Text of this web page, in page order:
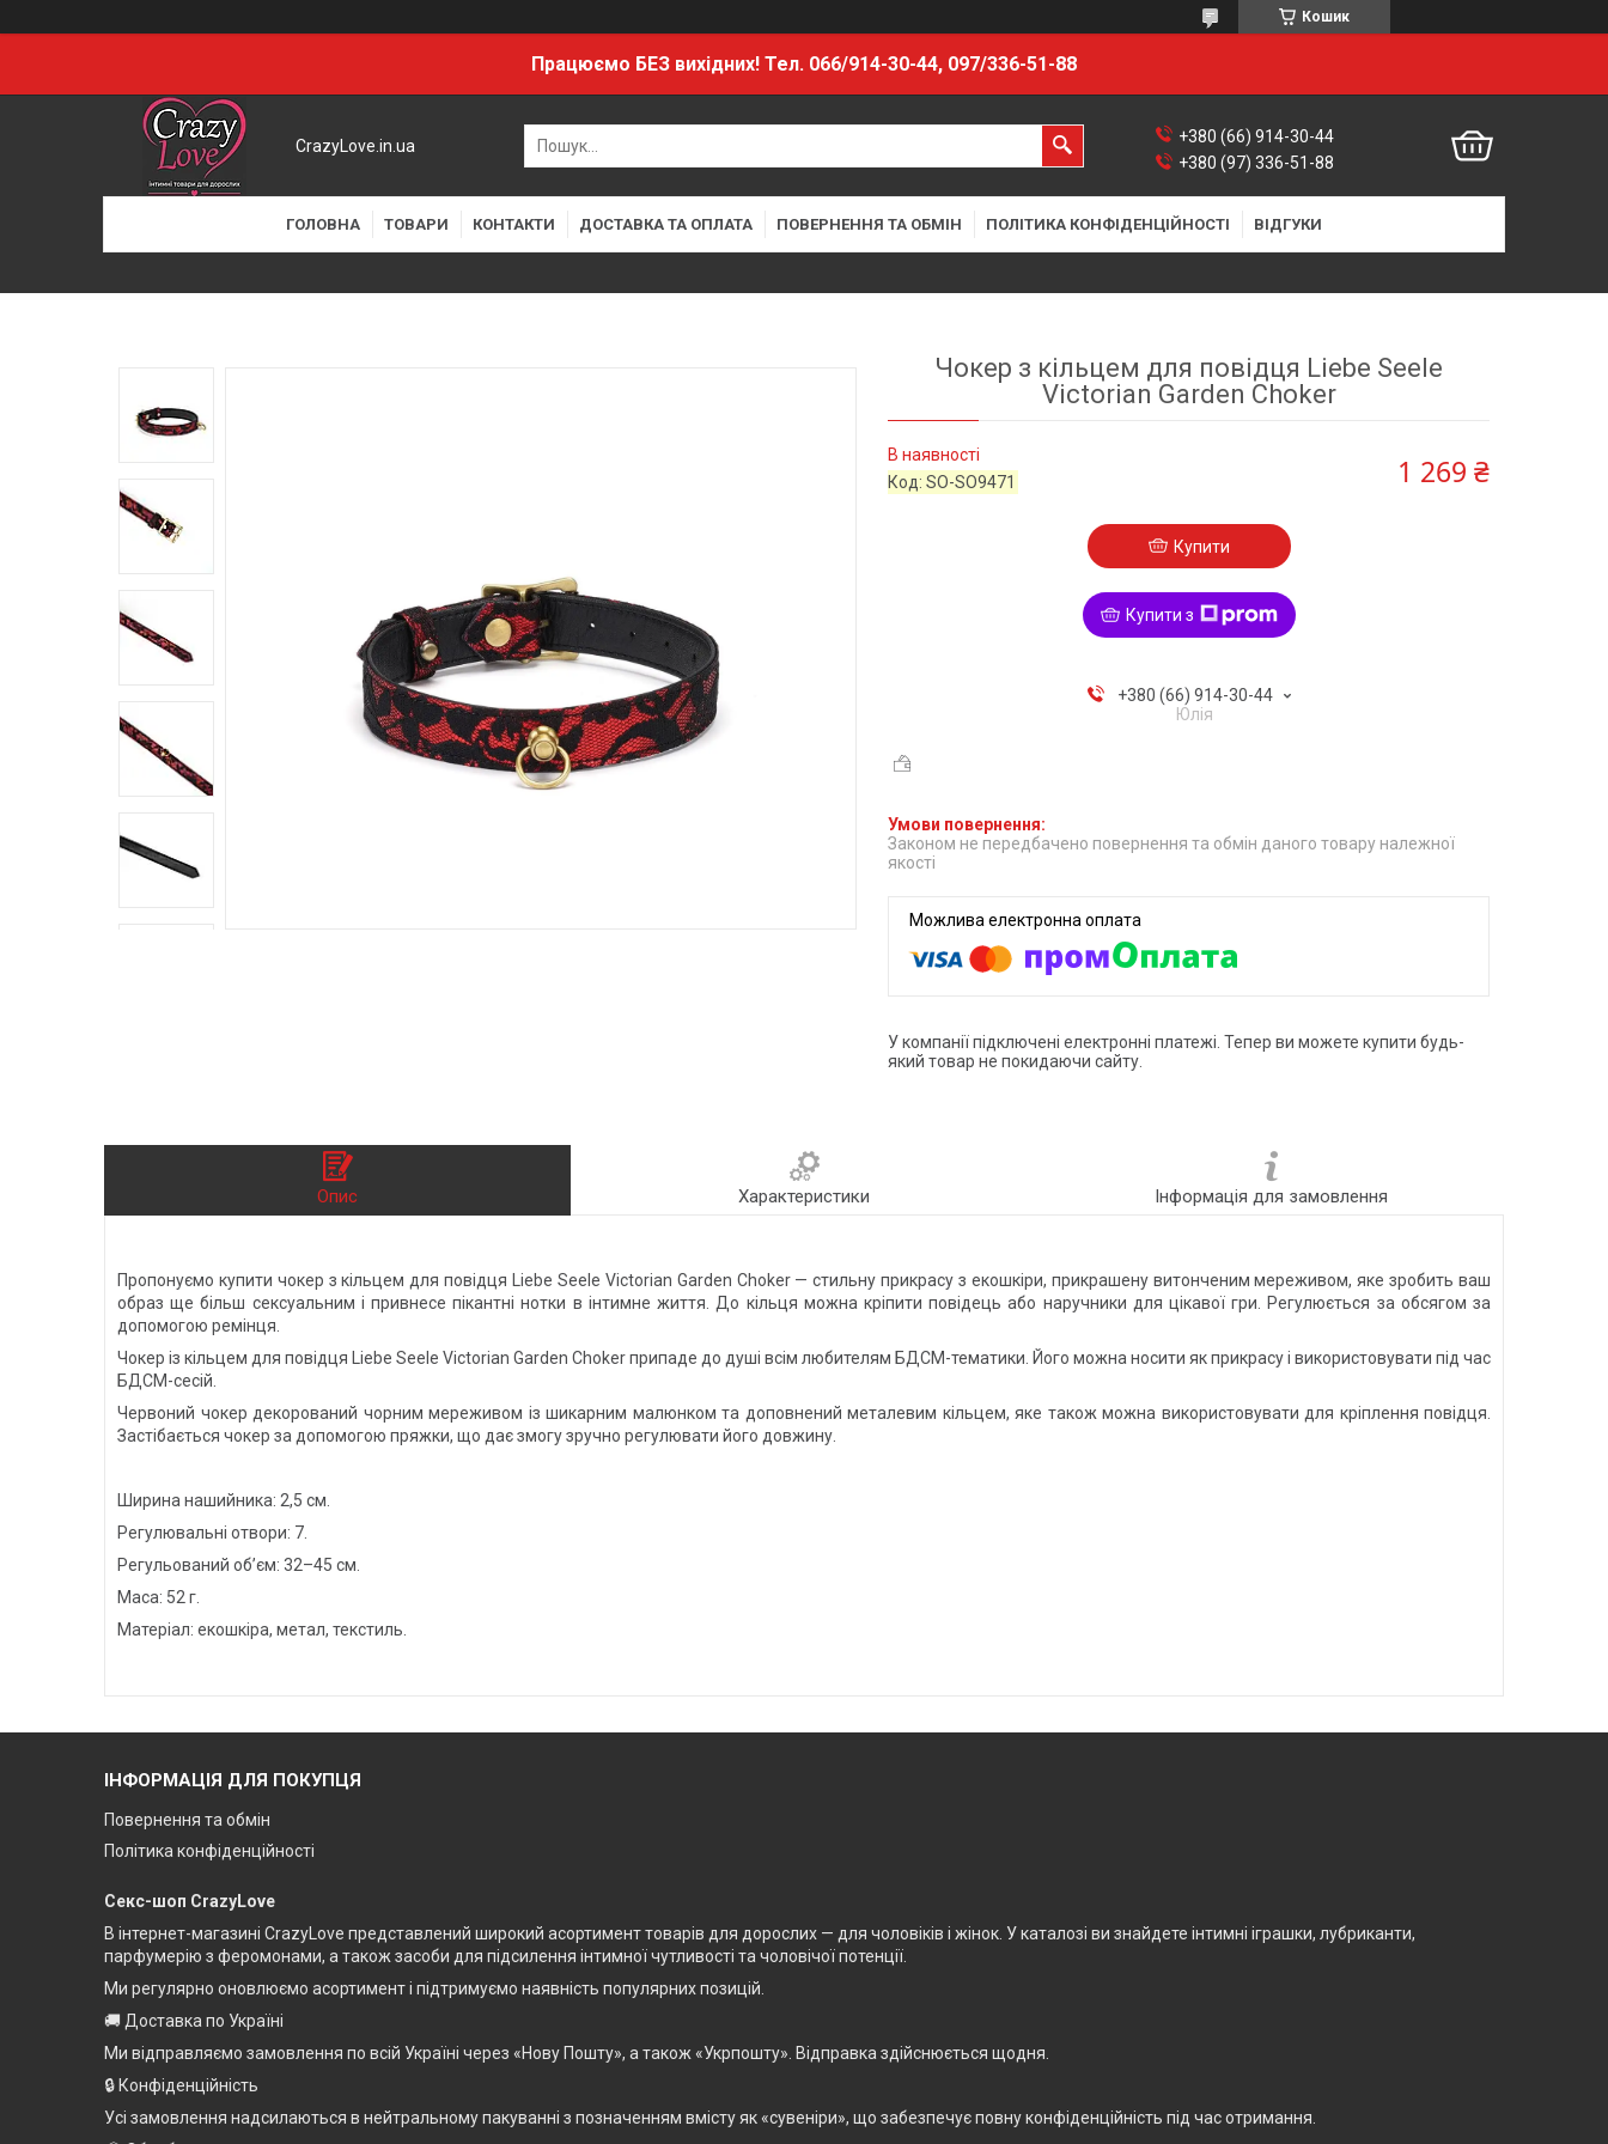
Кошик
Працюємо БЕЗ вихідних! Тел. 066/914-30-44, 097/336-51-88
CrazyLove.in.ua
+380 (66) 914-30-44
+380 (97) 336-51-88
ГОЛОВНА ТОВАРИ КОНТАКТИ ДОСТАВКА ТА ОПЛАТА ПОВЕРНЕННЯ ТА ОБМІН ПОЛІТИКА КОНФІДЕНЦІЙНОСТІ ВІДГУКИ
Чокер з кільцем для повідця Liebe Seele
Victorian Garden Choker
В наявності
Код:SO-SO9471 1 269 ₴
Купити
Купити з
+380 (66) 914-30-44
Юлія
Законом не передбачено повернення та обмін даного товару належної
якості
У компанії підключені електронні платежі. Тепер ви можете купити будь-
який товар не покидаючи сайту.
Опис Характеристики Інформація для замовлення
Пропонуємо купити чокер з кільцем для повідця Liebe Seele Victorian Garden Choker — стильну прикрасу з екошкіри, прикрашену витонченим мереживом, яке зробить ваш
образ ще більш сексуальним і привнесе пікантні нотки в інтимне життя. До кільця можна кріпити повідець або наручники для цікавої гри. Регулюється за обсягом за
допомогою ремінця.
Чокер із кільцем для повідця Liebe Seele Victorian Garden Choker припаде до душі всім любителям БДСМ-тематики. Його можна носити як прикрасу і використовувати під час
БДСМ-сесій.
Червоний чокер декорований чорним мереживом із шикарним малюнком та доповнений металевим кільцем, яке також можна використовувати для кріплення повідця.
Застібається чокер за допомогою пряжки, що дає змогу зручно регулювати його довжину.
Ширина нашийника: 2,5 см.
Регулювальні отвори: 7.
Регульований об’єм: 32–45 см.
Маса: 52 г.
Матеріал: екошкіра, метал, текстиль.
ІНФОРМАЦІЯ ДЛЯ ПОКУПЦЯ
Повернення та обмін
Політика конфіденційності
Секс-шоп CrazyLove
В інтернет-магазині CrazyLove представлений широкий асортимент товарів для дорослих — для чоловіків і жінок. У каталозі ви знайдете інтимні іграшки, лубриканти,
парфумерію з феромонами, а також засоби для підсилення інтимної чутливості та чоловічої потенції.
Ми регулярно оновлюємо асортимент і підтримуємо наявність популярних позицій.
🚚 Доставка по Україні
Ми відправляємо замовлення по всій Україні через «Нову Пошту», а також «Укрпошту». Відправка здійснюється щодня.
🔒 Конфіденційність
Усі замовлення надсилаються в нейтральному пакуванні з позначенням вмісту як «сувеніри», що забезпечує повну конфіденційність під час отримання.